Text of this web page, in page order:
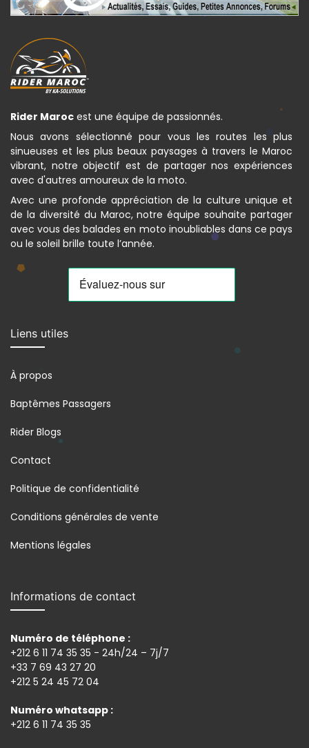
Rider Maroc est une équipe de passionnés.
Nous avons sélectionné pour vous les routes les plus
sinueuses et les plus beaux paysages à travers le Maroc
vibrant, notre objectif est de partager nos expériences
avec d'autres amoureux de la moto.
Avec une profonde appréciation de la culture unique et
de la diversité du Maroc, notre équipe souhaite partager
avec vous des balades en moto inoubliables dans ce pays
ou le soleil brille toute l’année.
Liens utiles
À propos
Baptêmes Passagers
Rider Blogs
Contact
Politique de confidentialité
Conditions générales de vente
Mentions légales
Informations de contact
Numéro de téléphone :
+212 6 11 74 35 35 - 24h/24 – 7j/7
+33 7 69 43 27 20
+212 5 24 45 72 04
Numéro whatsapp :
+212 6 11 74 35 35